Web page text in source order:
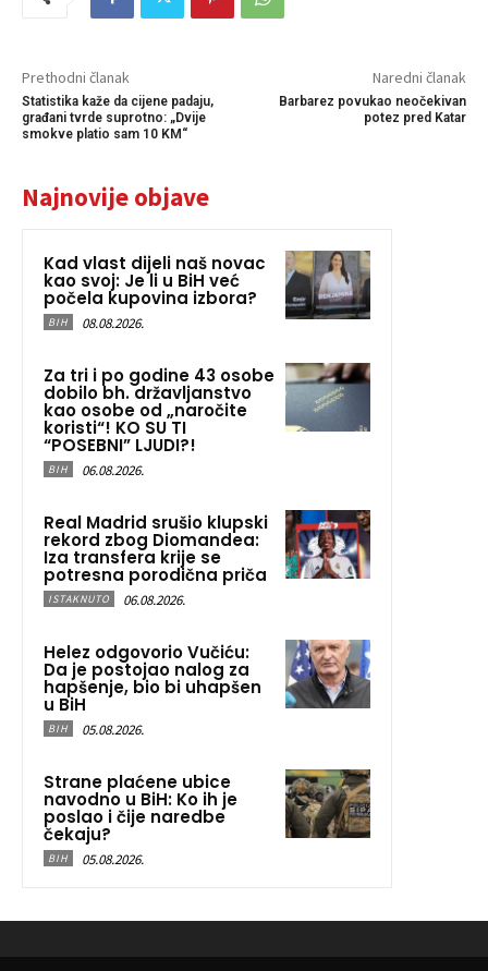
Prethodni članak
Statistika kaže da cijene padaju,
građani tvrde suprotno: „Dvije
smokve platio sam 10 KM“
Naredni članak
Barbarez povukao neočekivan
potez pred Katar
Najnovije objave
Kad vlast dijeli naš novac
kao svoj: Je li u BiH već
počela kupovina izbora?
BIH 08.08.2026.
Za tri i po godine 43 osobe
dobilo bh. državljanstvo
kao osobe od „naročite
koristi“! KO SU TI
“POSEBNI” LJUDI?!
BIH 06.08.2026.
Real Madrid srušio klupski
rekord zbog Diomandea:
Iza transfera krije se
potresna porodična priča
ISTAKNUTO 06.08.2026.
Helez odgovorio Vučiću:
Da je postojao nalog za
hapšenje, bio bi uhapšen
u BiH
BIH 05.08.2026.
Strane plaćene ubice
navodno u BiH: Ko ih je
poslao i čije naredbe
čekaju?
BIH 05.08.2026.